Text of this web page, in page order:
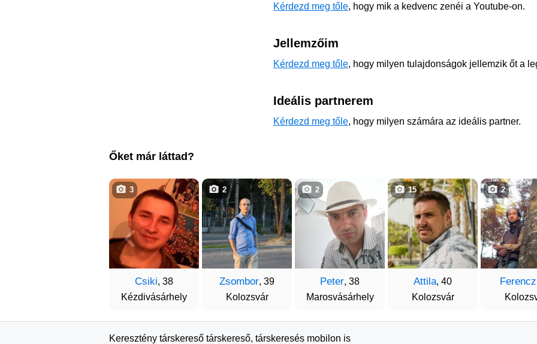
Kérdezd meg tőle, hogy mik a kedvenc zenéi a Youtube-on.
Jellemzőim
Kérdezd meg tőle, hogy milyen tulajdonságok jellemzik őt a
Ideális partnerem
Kérdezd meg tőle, hogy milyen számára az ideális partner.
Őket már láttad?
Csiki, 38
Kézdivásárhely
3
Zsombor, 39
Kolozsvár
2
Peter, 38
Marosvásárhely
2
Attila, 40
Kolozsvár
15
Ferencz
2
Keresztény társkereső társkereső, társkeresés mobilon is